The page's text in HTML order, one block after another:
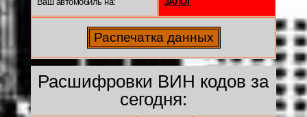
Расшифровки ВИН кодов за
сегодня: